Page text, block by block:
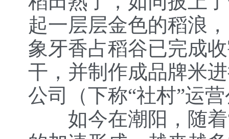
起一层层金色的稻浪
象牙香占稻谷已完成
干，并制作成品牌米
公司（下称“社村”运
如今在潮阳，随着“